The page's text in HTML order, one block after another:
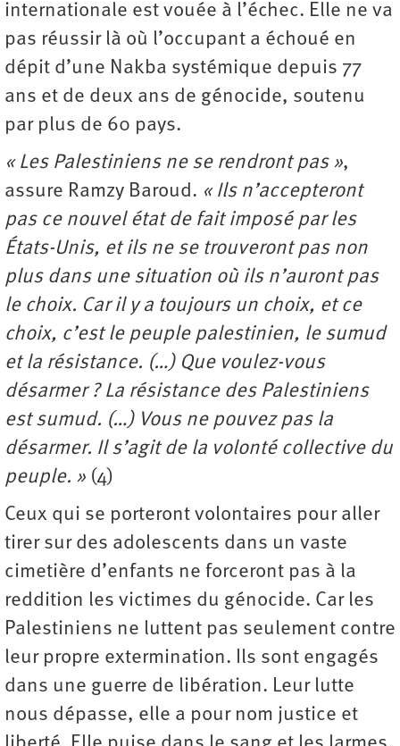
internationale est vouée à l’échec. Elle ne va
pas réussir là où l’occupant a échoué en
dépit d’une Nakba systémique depuis 77
ans et de deux ans de génocide, soutenu
par plus de 60 pays.
« Les Palestiniens ne se rendront pas »,
assure Ramzy Baroud. « Ils n’accepteront
pas ce nouvel état de fait imposé par les
États-Unis, et ils ne se trouveront pas non
plus dans une situation où ils n’auront pas
le choix. Car il y a toujours un choix, et ce
choix, c’est le peuple palestinien, le sumud
et la résistance. (…) Que voulez-vous
désarmer ? La résistance des Palestiniens
est sumud. (…) Vous ne pouvez pas la
désarmer. Il s’agit de la volonté collective du
peuple. » (4)
Ceux qui se porteront volontaires pour aller
tirer sur des adolescents dans un vaste
cimetière d’enfants ne forceront pas à la
reddition les victimes du génocide. Car les
Palestiniens ne luttent pas seulement contre
leur propre extermination. Ils sont engagés
dans une guerre de libération. Leur lutte
nous dépasse, elle a pour nom justice et